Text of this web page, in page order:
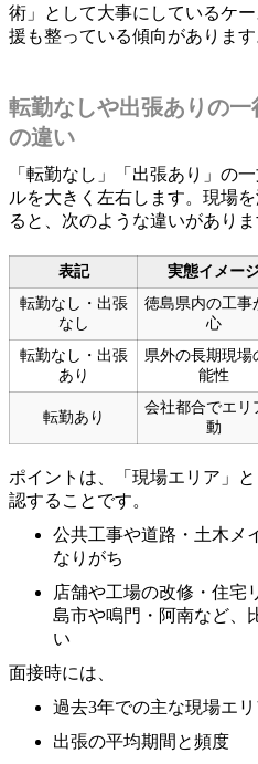
術」として大事にしているケ
援も整っている傾向があります
転勤なしや出張ありの
の違い
「転勤なし」「出張あり」の
ルを大きく左右します。現場
ると、次のような違いがありま
表記 実態イメー
転勤なし・出張
なし
徳島県内の工事
心
転勤なし・出張
あり
県外の長期現場
能性
転勤あり
会社都合でエリ
動
ポイントは、「現場エリア」
認することです。
公共工事や道路・土木メ
なりがち
店舗や工場の改修・住宅
島市や鳴門・阿南など、
い
面接時には、
過去3年での主な現場エリ
出張の平均期間と頻度